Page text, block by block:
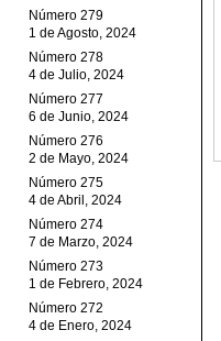
Número 279
1 de Agosto, 2024
Número 278
4 de Julio, 2024
Número 277
6 de Junio, 2024
Número 276
2 de Mayo, 2024
Número 275
4 de Abril, 2024
Número 274
7 de Marzo, 2024
Número 273
1 de Febrero, 2024
Número 272
4 de Enero, 2024